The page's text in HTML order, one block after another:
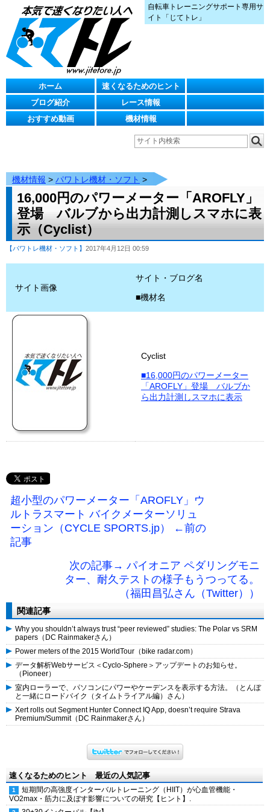
自転車トレーニングサポート専用サ
イト「じてトレ」
ホーム
速くなるためのヒント
ブログ紹介
レース情報
おすすめ動画
機材情報
機材情報 > パワトレ機材・ソフト >
16,000円のパワーメーター「AROFLY」
登場 バルブから出力計測しスマホに表
示（Cyclist）
【パワトレ機材・ソフト】 2017年4月12日 00:59
サイト画像
サイト・ブログ名
■機材名
Cyclist
■16,000円のパワーメーター
「AROFLY」登場 バルブか
ら出力計測しスマホに表示
超小型のパワーメーター「AROFLY」ウ
ルトラスマート バイクメーターソリュ
ーション（CYCLE SPORTS.jp） ←前の
記事
次の記事→ パイオニア ペダリングモニ
ター、耐久テストの様子もうつってる。
（福田昌弘さん（Twitter））
関連記事
Why you shouldn’t always trust “peer reviewed” studies: The Polar vs SRM
papers（DC Rainmakerさん）
Power meters of the 2015 WorldTour（bike radar.com）
データ解析Webサービス＜Cyclo-Sphere＞アップデートのお知らせ。
（Pioneer）
室内ローラーで、パソコンにパワーやケーデンスを表示する方法。（とんぼ
と一緒にロードバイク（タイムトライアル編）さん）
Xert rolls out Segment Hunter Connect IQ App, doesn’t require Strava
Premium/Summit（DC Rainmakerさん）
速くなるためのヒント 最近の人気記事
短期間の高強度インターバルトレーニング（HIIT）が心血管機能・
VO2max・筋力に及ぼす影響についての研究【ヒント】.